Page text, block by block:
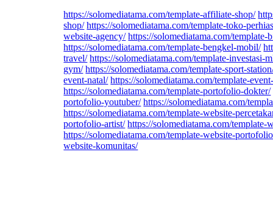
https://solomediatama.com/template-affiliate-shop/
shop/ https://solomediatama.com/template-toko-
website-agency/ https://solomediatama.com/template-
https://solomediatama.com/template-bengkel-mobil/
travel/ https://solomediatama.com/template-investasi-
gym/ https://solomediatama.com/template-sport-
event-natal/ https://solomediatama.com/template-
https://solomediatama.com/template-portofolio-dokter/
portofolio-youtuber/ https://solomediatama.com/
https://solomediatama.com/template-website-
portofolio-artist/ https://solomediatama.com/template-
https://solomediatama.com/template-website-
website-komunitas/